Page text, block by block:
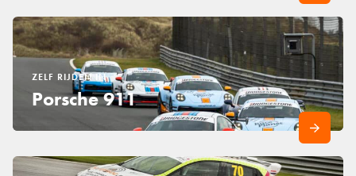
ZELF RIJDEN IN
Porsche 911